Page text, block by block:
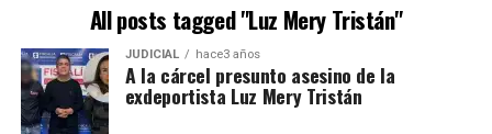
All posts tagged "Luz Mery Tristán"
JUDICIAL hace3 años
A la cárcel presunto asesino de la
exdeportista Luz Mery Tristán